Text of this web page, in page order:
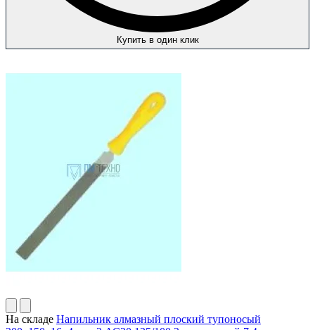
Купить в один клик
На складе Напильник алмазный плоский тупоносый